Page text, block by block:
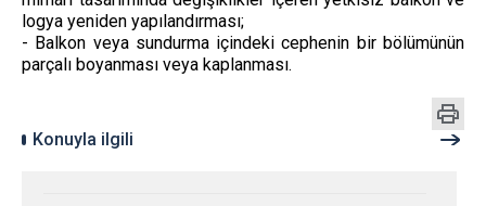
logya yeniden yapılandırması;
- Balkon veya sundurma içindeki cephenin bir bölümünün
parçalı boyanması veya kaplanması.
Konuyla ilgili